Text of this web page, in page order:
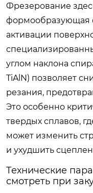
Фрезерование
формообразующая
активации
углом наклона
TiAlN) позволяет
резания,
Это особенно
твердых сплавов,
может изменить
и ухудшить
Технические
смотреть при